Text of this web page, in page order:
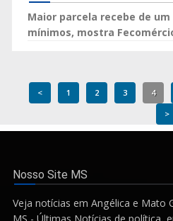
Maior parcela recebe de
mínimos, mostra
< 1 2 3 4
>
Nosso Site MS
Veja notícias em Angélica e Mato